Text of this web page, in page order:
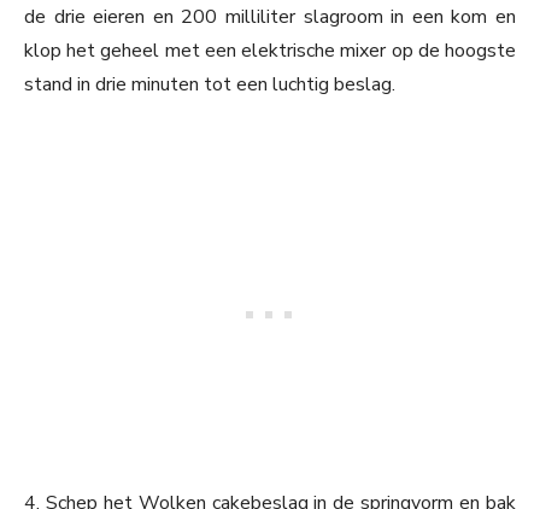
de drie eieren en 200 milliliter slagroom in een kom en
klop het geheel met een elektrische mixer op de hoogste
stand in drie minuten tot een luchtig beslag.
4. Schep het Wolken cakebeslag in de springvorm en bak